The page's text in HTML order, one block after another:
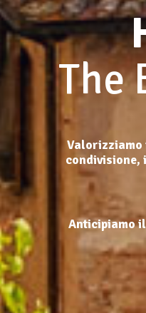
The
condivisione,
Anticipiamo